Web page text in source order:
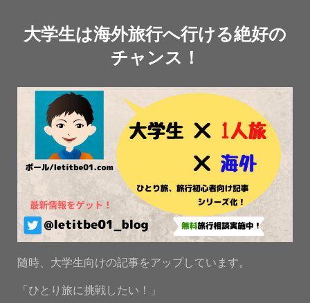
大学生は海外旅行へ行ける絶好の
チャンス！
随時、大学生向けの記事をアップしています。
「ひとり旅に挑戦したい！」